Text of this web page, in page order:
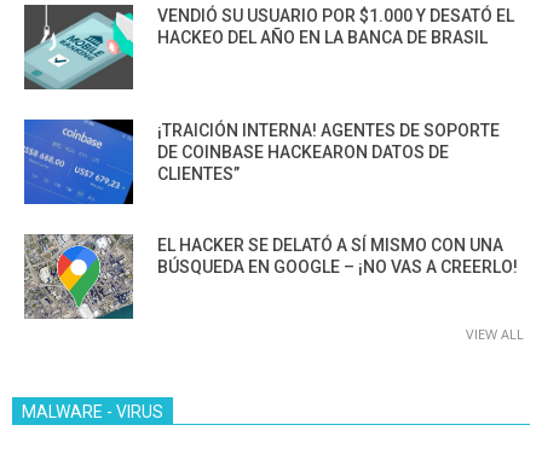
VENDIÓ SU USUARIO POR $1.000 Y DESATÓ EL
HACKEO DEL AÑO EN LA BANCA DE BRASIL
¡TRAICIÓN INTERNA! AGENTES DE SOPORTE
DE COINBASE HACKEARON DATOS DE
CLIENTES”
EL HACKER SE DELATÓ A SÍ MISMO CON UNA
BÚSQUEDA EN GOOGLE – ¡NO VAS A CREERLO!
VIEW ALL
MALWARE - VIRUS